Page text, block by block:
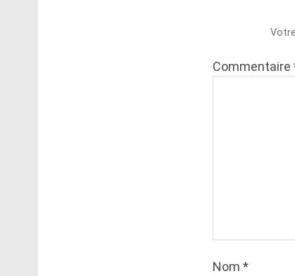
Commentaire
Nom *